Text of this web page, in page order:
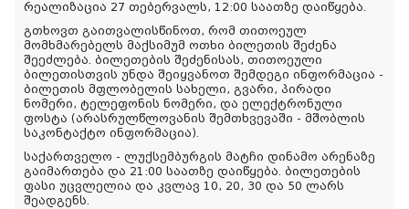
რეალიზაცია 27 თებერვალს, 12:00 საათზე დაიწყება.
გთხოვთ გაითვალისწინოთ, რომ თითოეულ
მომხმარებელს მაქსიმუმ ოთხი ბილეთის შეძენა
შეეძლება. ბილეთების შეძენისას, თითოეული
ბილეთისთვის უნდა შეიყვანოთ შემდეგი ინფორმაცია -
ბილეთის მფლობელის სახელი, გვარი, პირადი
ნომერი, ტელეფონის ნომერი, და ელექტრონული
ფოსტა (არასრულწლოვანის შემთხვევაში - მშობლის
საკონტაქტო ინფორმაცია).
საქართველო - ლუქსემბურგის მატჩი დინამო არენაზე
გაიმართება და 21:00 საათზე დაიწყება. ბილეთების
ფასი უცვლელია და კვლავ 10, 20, 30 და 50 ლარს
შეადგენს.